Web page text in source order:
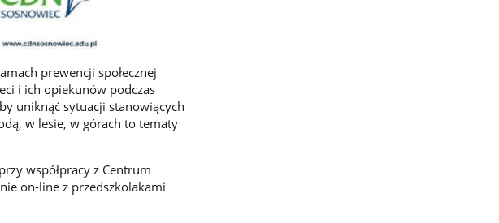
prewencji społecznej
i ich opiekunów podczas
uniknąć sytuacji stanowiących
w lesie, w górach to tematy
współpracy z Centrum
on-line z przedszkolakami